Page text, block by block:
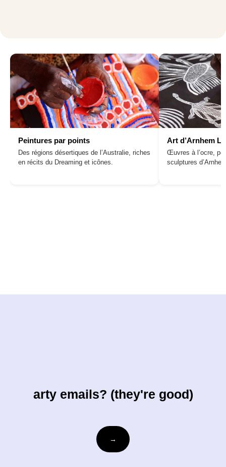
Peintures par points
Des régions désertiques de l’Australie, riches
en récits du Dreaming et icônes.
Art d’Arnhem
Œuvres à l’ocre,
sculptures
arty emails? (they're good)
votre-
courriel@exemple.com
→